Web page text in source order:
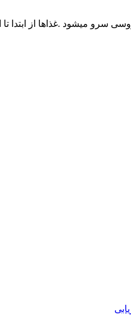
میشود .غذاها از ابتدا